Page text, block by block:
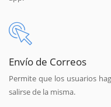
Envío de Correos
Permite que los usuarios
salirse de la misma.